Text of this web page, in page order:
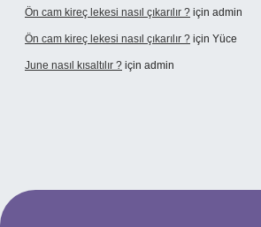
Ön cam kireç lekesi nasıl çıkarılır ? için admin
Ön cam kireç lekesi nasıl çıkarılır ? için Yüce
June nasıl kısaltılır ? için admin
giriş